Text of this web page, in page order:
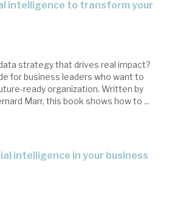
strategy that drives real impact?
for business leaders who want to
ready organization. Written by
Marr, this book shows how to ...
intelligence in your business